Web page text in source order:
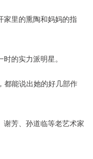
家里的熏陶和妈妈的指
的实力派明星。
都能说出她的好几部作
谢芳、孙道临等老艺术家